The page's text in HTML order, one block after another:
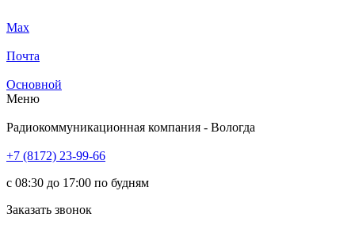
Max
Почта
Основной
Меню
Радиокоммуникационная компания - Вологда
+7 (8172) 23-99-66
с 08:30 до 17:00 по будням
Заказать звонок